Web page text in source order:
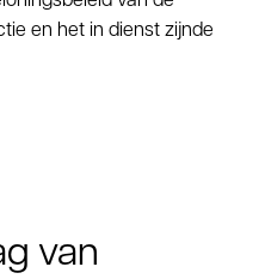
en het in dienst zijnde
van